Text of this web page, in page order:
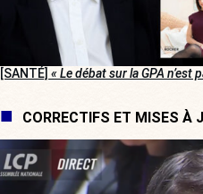
[SANTÉ] « Le débat sur la GPA n’est
CORRECTIFS ET MISES À